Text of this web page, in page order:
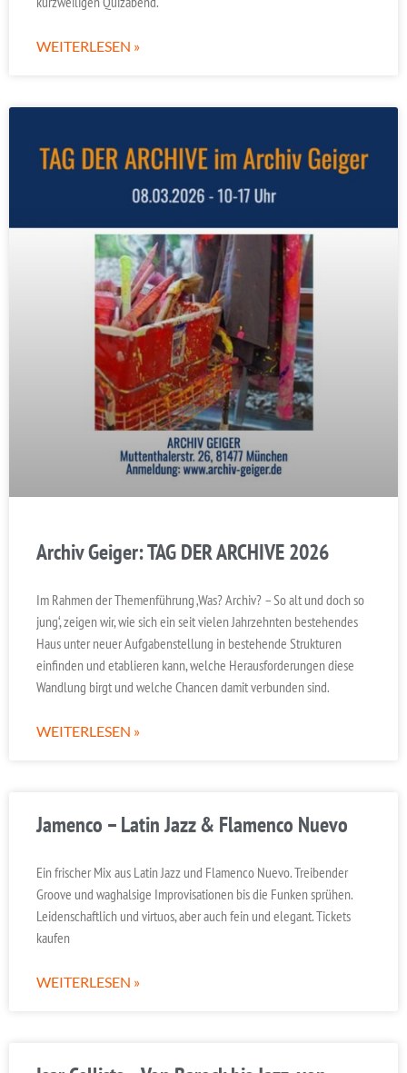
WEITERLESEN »
Archiv Geiger: TAG DER ARCHIVE 2026
Im Rahmen der Themenführung ‚Was? Archiv? – So alt und doch so
jung‘, zeigen wir, wie sich ein seit vielen Jahrzehnten bestehendes
Haus unter neuer Aufgabenstellung in bestehende Strukturen
einfinden und etablieren kann, welche Herausforderungen diese
Wandlung birgt und welche Chancen damit verbunden sind.
WEITERLESEN »
Jamenco – Latin Jazz & Flamenco Nuevo
Ein frischer Mix aus Latin Jazz und Flamenco Nuevo. Treibender
Groove und waghalsige Improvisationen bis die Funken sprühen.
Leidenschaftlich und virtuos, aber auch fein und elegant. Tickets
kaufen
WEITERLESEN »